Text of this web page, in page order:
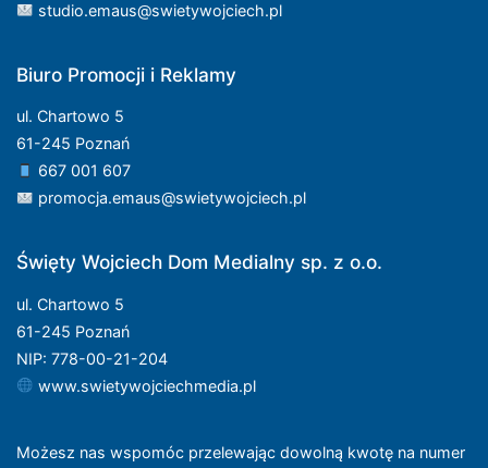
studio.emaus@swietywojciech.pl
Biuro Promocji i Reklamy
ul. Chartowo 5
61-245 Poznań
667 001 607
promocja.emaus@swietywojciech.pl
Święty Wojciech Dom Medialny sp. z o.o.
ul. Chartowo 5
61-245 Poznań
NIP: 778-00-21-204
www.swietywojciechmedia.pl
Możesz nas wspomóc przelewając dowolną kwotę na numer